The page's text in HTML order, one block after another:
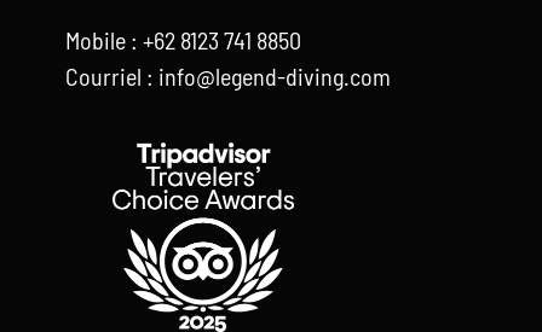
Mobile : +62 8123 741 8850
Courriel : info@legend-diving.com